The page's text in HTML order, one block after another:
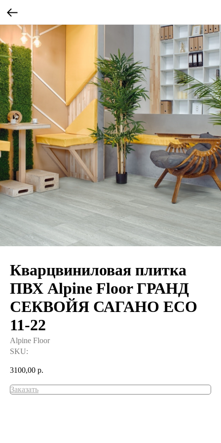
Кварцвиниловая плитка
ПВХ Alpine Floor ГРАНД
СЕКВОЙЯ САГАНО ECO
11-22
Alpine Floor
SKU:
3100,00 р.
Заказать